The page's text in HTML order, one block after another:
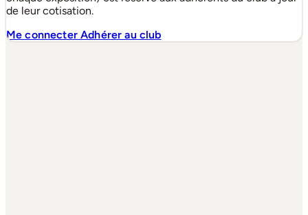
de leur cotisation.
Me connecterAdhérer au club